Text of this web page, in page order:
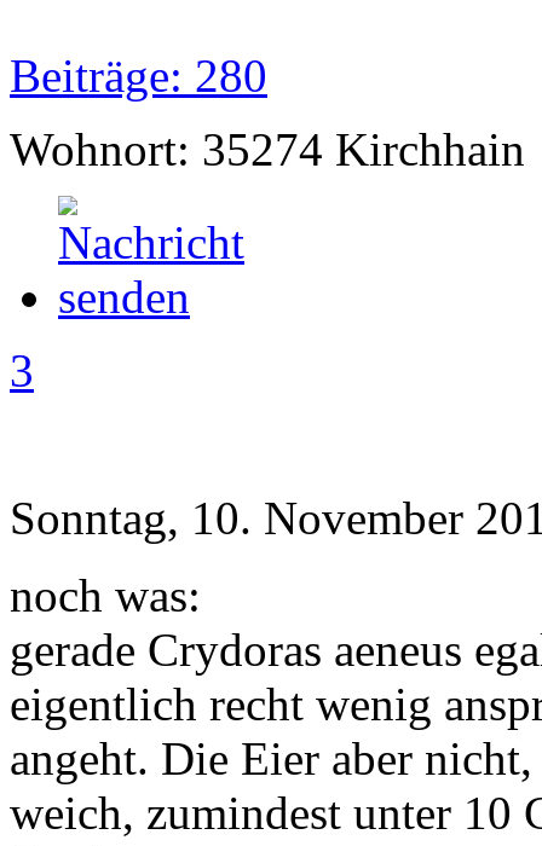
Beiträge: 280
Wohnort: 35274 Kirchhain
3
Sonntag, 10. November
noch was:
gerade Crydoras aeneus
eigentlich recht wenig
angeht. Die Eier aber
weich, zumindest unter 10